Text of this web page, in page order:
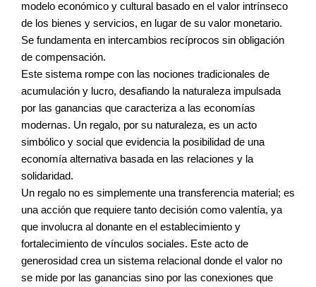
modelo económico y cultural basado en el valor intrínseco
de los bienes y servicios, en lugar de su valor monetario.
Se fundamenta en intercambios recíprocos sin obligación
de compensación.
Este sistema rompe con las nociones tradicionales de
acumulación y lucro, desafiando la naturaleza impulsada
por las ganancias que caracteriza a las economías
modernas. Un regalo, por su naturaleza, es un acto
simbólico y social que evidencia la posibilidad de una
economía alternativa basada en las relaciones y la
solidaridad.
Un regalo no es simplemente una transferencia material; es
una acción que requiere tanto decisión como valentía, ya
que involucra al donante en el establecimiento y
fortalecimiento de vínculos sociales. Este acto de
generosidad crea un sistema relacional donde el valor no
se mide por las ganancias sino por las conexiones que